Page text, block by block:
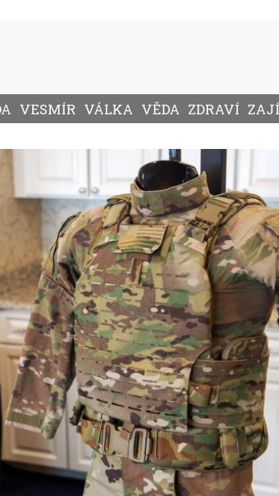
VESMÍR VÁLKA VĚDA ZDRAVÍ